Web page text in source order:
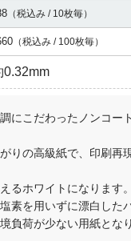
（税込み / 10枚毎）
（税込み / 100枚毎）
0.32mm
にこだわったノンコー
りの高級紙で、印刷再
るホワイトになります。
素を用いずに漂白した
負荷が少ない用紙とな